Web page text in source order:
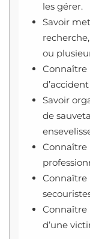
les gérer.
Savoir
ou
Connaître
Savoir
de
Connaître
Connaître
Connaître
d’une